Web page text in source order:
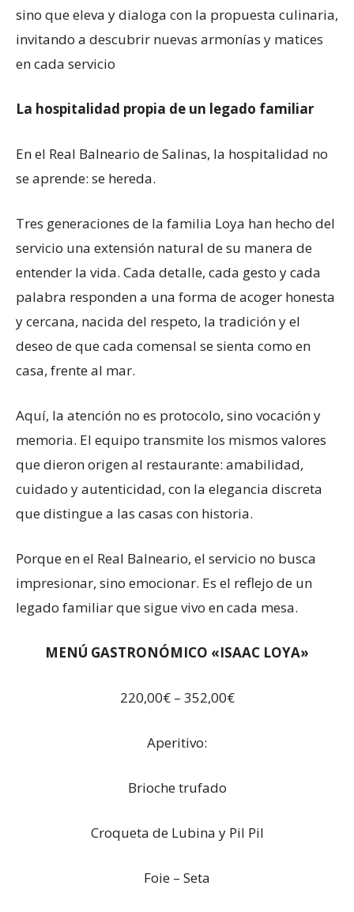
sino que eleva y dialoga con la propuesta culinaria,
invitando a descubrir nuevas armonías y matices
en cada servicio
La hospitalidad propia de un legado familiar
En el Real Balneario de Salinas, la hospitalidad no
se aprende: se hereda.
Tres generaciones de la familia Loya han hecho del
servicio una extensión natural de su manera de
entender la vida. Cada detalle, cada gesto y cada
palabra responden a una forma de acoger honesta
y cercana, nacida del respeto, la tradición y el
deseo de que cada comensal se sienta como en
casa, frente al mar.
Aquí, la atención no es protocolo, sino vocación y
memoria. El equipo transmite los mismos valores
que dieron origen al restaurante: amabilidad,
cuidado y autenticidad, con la elegancia discreta
que distingue a las casas con historia.
Porque en el Real Balneario, el servicio no busca
impresionar, sino emocionar. Es el reflejo de un
legado familiar que sigue vivo en cada mesa.
MENÚ GASTRONÓMICO «ISAAC LOYA»
220,00€ – 352,00€
Aperitivo:
Brioche trufado
Croqueta de Lubina y Pil Pil
Foie – Seta